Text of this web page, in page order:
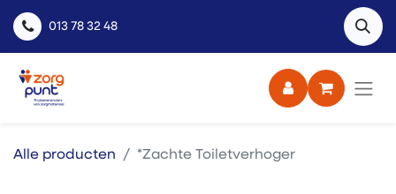
013 78 32 48
Alle producten *Zachte Toiletverhoger